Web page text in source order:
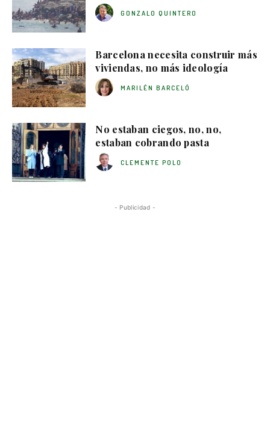
GONZALO QUINTERO
Barcelona necesita construir más
viviendas, no más ideología
MARILÉN BARCELÓ
No estaban ciegos, no, no,
estaban cobrando pasta
CLEMENTE POLO
- Publicidad -